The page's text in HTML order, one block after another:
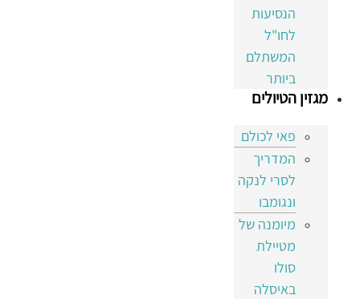
הנסיעות
לחו"ל
המשתלם
ביותר
מגזין הטיולים
פאי לכולם
המדריך
לסרי לנקה
ונגומבו
מיומנה של
מטיילת
סולו
באיסלה